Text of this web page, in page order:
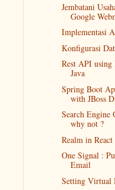
Jembatani
Google
Implementasi
Konfigurasi
Rest API
Java
Spring Boot
with JBoss
Search
why not ?
Realm in
One Signal :
Email
Setting Virtual